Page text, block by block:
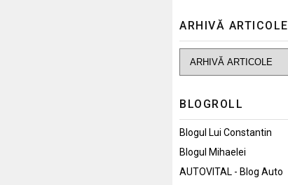
ARHIVĂ ARTICOLE
BLOGROLL
Blogul Lui Constantin
Blogul Mihaelei
AUTOVITAL - Blog Auto